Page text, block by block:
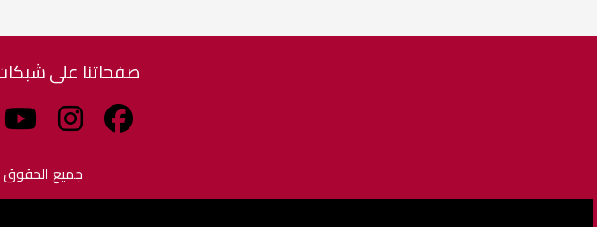
صفحاتنا على
جميع الحقوق